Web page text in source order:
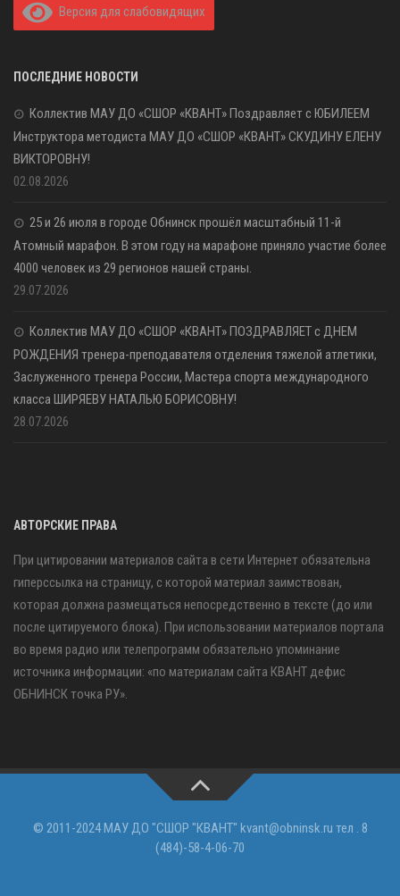
Версия для слабовидящих
ПОСЛЕДНИЕ НОВОСТИ
Коллектив МАУ ДО «СШОР «КВАНТ» Поздравляет с ЮБИЛЕЕМ
Инструктора методиста МАУ ДО «СШОР «КВАНТ» СКУДИНУ ЕЛЕНУ
ВИКТОРОВНУ!
02.08.2026
25 и 26 июля в городе Обнинск прошёл масштабный 11-й
Атомный марафон. В этом году на марафоне приняло участие более
4000 человек из 29 регионов нашей страны.
29.07.2026
Коллектив МАУ ДО «СШОР «КВАНТ» ПОЗДРАВЛЯЕТ с ДНЕМ
РОЖДЕНИЯ тренера-преподавателя отделения тяжелой атлетики,
Заслуженного тренера России, Мастера спорта международного
класса ШИРЯЕВУ НАТАЛЬЮ БОРИСОВНУ!
28.07.2026
АВТОРСКИЕ ПРАВА
При цитировании материалов сайта в сети Интернет обязательна
гиперссылка на страницу, с которой материал заимствован,
которая должна размещаться непосредственно в тексте (до или
после цитируемого блока). При использовании материалов портала
во время радио или телепрограмм обязательно упоминание
источника информации: «по материалам сайта КВАНТ дефис
ОБНИНСК точка РУ».
© 2011-2024 МАУ ДО "СШОР "КВАНТ" kvant@obninsk.ru тел . 8
(484)-58-4-06-70